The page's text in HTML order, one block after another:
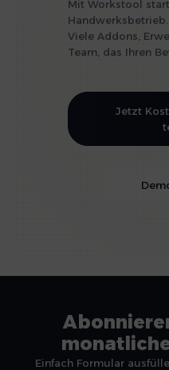
Mit Workstool
Handwerksbetrieb.
Viele Addons,
Team, das Ihren
Jetzt
Einfach Formular